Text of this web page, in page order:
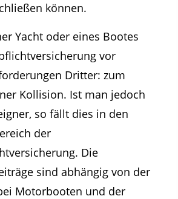
können.
Yacht oder eines Bootes
vor
Dritter: zum
Kollision. Ist man jedoch
so fällt dies in den
der
Die
sind abhängig von der
Motorbooten und der